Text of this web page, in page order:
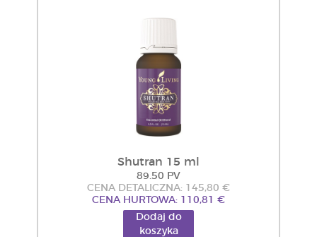
Shutran 15 ml
89.50 PV
CENA DETALICZNA: 145,80 €
CENA HURTOWA: 110,81 €
Dodaj do
koszyka